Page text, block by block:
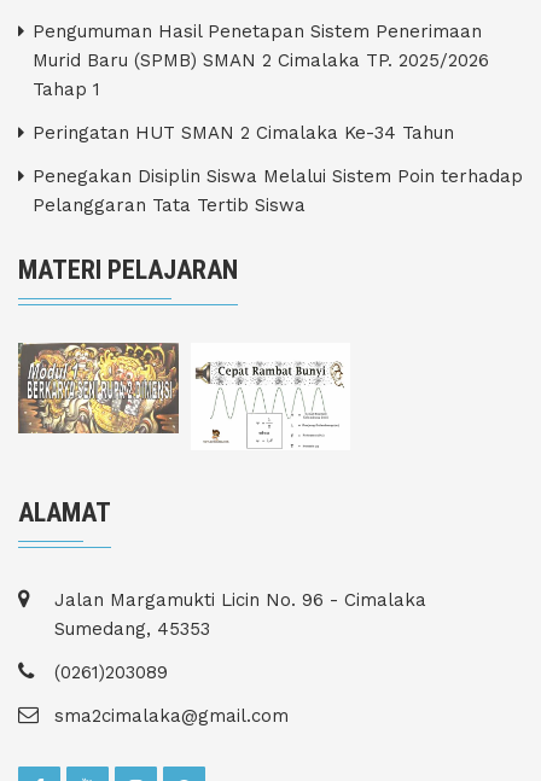
Pengumuman Hasil Penetapan Sistem Penerimaan
Murid Baru (SPMB) SMAN 2 Cimalaka TP. 2025/2026
Tahap 1
Peringatan HUT SMAN 2 Cimalaka Ke-34 Tahun
Penegakan Disiplin Siswa Melalui Sistem Poin terhadap
Pelanggaran Tata Tertib Siswa
MATERI PELAJARAN
ALAMAT
Jalan Margamukti Licin No. 96 - Cimalaka
Sumedang, 45353
(0261)203089
sma2cimalaka@gmail.com